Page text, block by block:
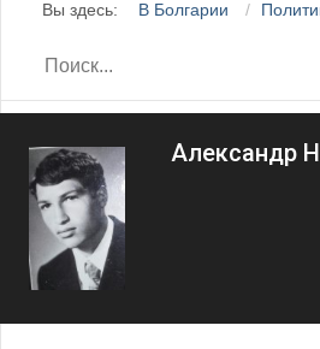
Вы здесь: В Болгарии
Александр